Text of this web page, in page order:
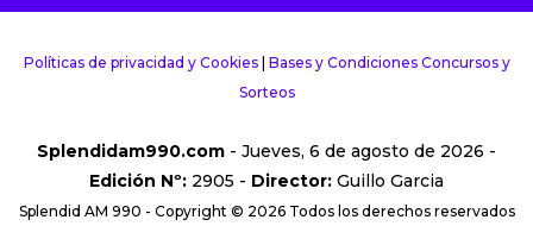
Políticas de privacidad y Cookies| Bases y Condiciones Concursos y
Sorteos
Splendidam990.com - Jueves, 6 de agosto de 2026 -
Edición Nº: 2905 - Director: Guillo Garcia
Splendid AM 990 - Copyright © 2026 Todos los derechos reservados